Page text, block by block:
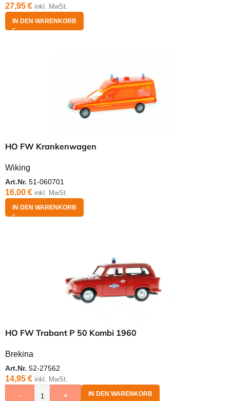
27,95 € inkl. MwSt.
IN DEN WARENKORB
HO FW Krankenwagen
Wiking
Art.Nr. 51-060701
16,00 € inkl. MwSt.
IN DEN WARENKORB
HO FW Trabant P 50 Kombi 1960
Brekina
Art.Nr. 52-27562
14,95 € inkl. MwSt.
- + IN DEN WARENKORB